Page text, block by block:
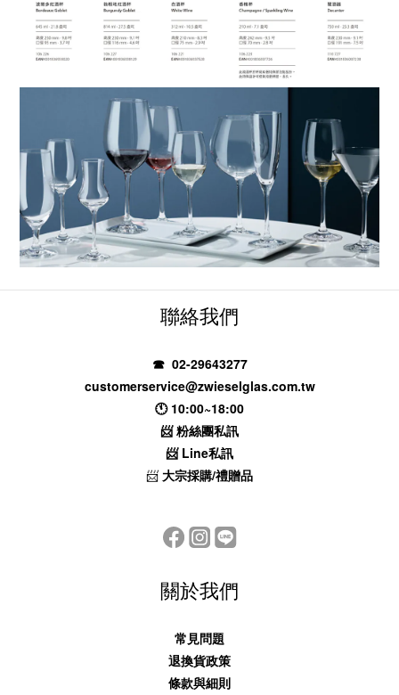
聯絡我們
☎ 02-29643277
customerservice@zwieselglas.com.tw
🕚 10:00~18:00
📨粉絲團私訊
📨 Line私訊
📨 大宗採購/禮贈品
關於我們
常見問題
退換貨政策
條款與細則